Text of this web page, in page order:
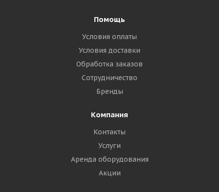
Помощь
Условия оплаты
Условия доставки
Обработка заказов
Сотрудничество
Бренды
Компания
Контакты
Услуги
Аренда оборудования
Акции